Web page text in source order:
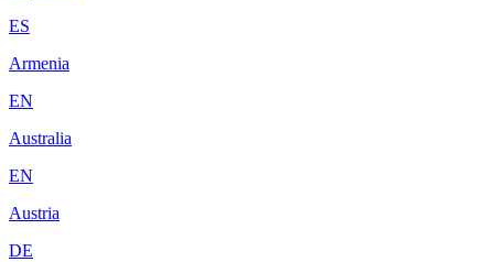
ES
Armenia
EN
Australia
EN
Austria
DE